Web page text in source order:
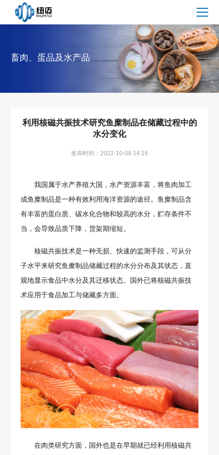
畜肉、蛋品及水产品
利用核磁共振技术研究鱼糜制品在储藏过程中的
水分变化
发布时间：2022-10-08 14:16
我国属于水产养殖大国，水产资源丰富，将鱼肉加工
成鱼糜制品是一种有效利用海洋资源的途径。鱼糜制品含
有丰富的蛋白质、碳水化合物和较高的水分，贮存条件不
当，会导致品质下降，货架期缩短。
核磁共振技术是一种无损、快速的监测手段，可从分
子水平来研究鱼糜制品储藏过程的水分分布及其状态，直
观地显示食品中水分及其迁移状态。国外已将核磁共振技
术应用于食品加工与储藏多方面。
在肉类研究方面，国外也是在早期就已经利用核磁共